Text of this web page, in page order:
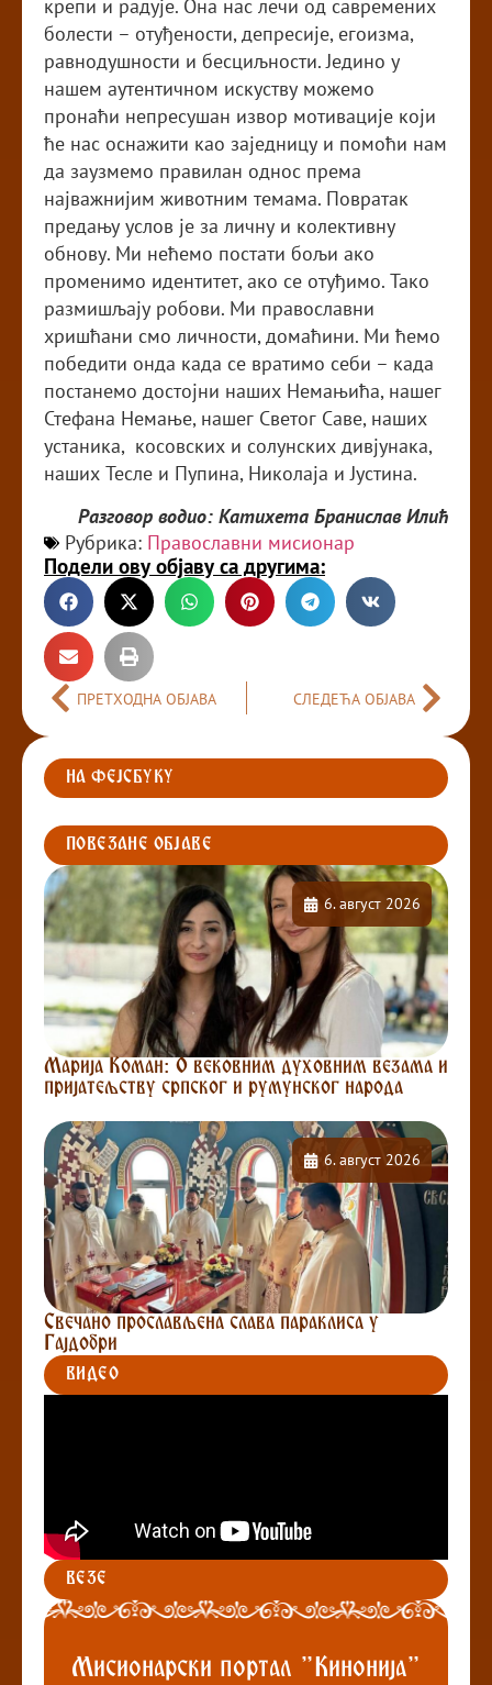
крепи и радује. Она нас лечи од савремених
болести – отуђености, депресије, егоизма,
равнодушности и бесциљности. Једино у
нашем аутентичном искуству можемо
пронаћи непресушан извор мотивације који
ће нас оснажити као заједницу и помоћи нам
да заузмемо правилан однос према
најважнијим животним темама. Повратак
предању услов је за личну и колективну
обнову. Ми нећемо постати бољи ако
променимо идентитет, ако се отуђимо. Тако
размишљају робови. Ми православни
хришћани смо личности, домаћини. Ми ћемо
победити онда када се вратимо себи – када
постанемо достојни наших Немањића, нашег
Стефана Немање, нашег Светог Саве, наших
устаника, косовских и солунских дивјунака,
наших Тесле и Пупина, Николаја и Јустина.
Разговор водио: Катихета Бранислав Илић
Рубрика: Православни мисионар
Подели ову објаву са другима:
ПРЕТХОДНА ОБЈАВА СЛЕДЕЋА ОБЈАВА
НА ФЕЈСБУКУ
ПОВЕЗАНЕ ОБЈАВЕ
Марија Коман: О вековним духовним везама и
пријатељству српског и румунског народа
6. август 2026
Свечано прослављена слава параклиса у
Гајдобри
6. август 2026
ВИДЕО
ВЕЗЕ
Мисионарски портал "Кинонија"